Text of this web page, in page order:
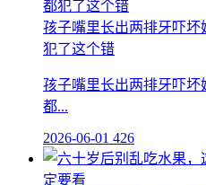
孩子嘴里长出两排牙吓
犯了这个错
孩子嘴里长出两排牙吓
都...
2026-06-01 426